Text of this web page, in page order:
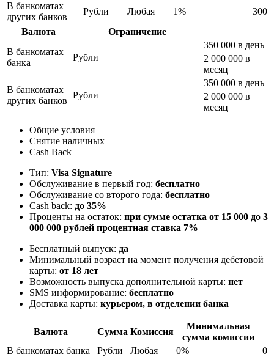
В банкоматах
других банков
Рубли Любая 1%
300
Валюта
Ограничение
В банкоматах
банка
Рубли
350 000 в день
2 000 000 в
месяц
В банкоматах
других банков
Рубли
350 000 в день
2 000 000 в
месяц
Общие условия
Снятие наличных
Cash Back
Тип: Visa Signature
Обслуживание в первый год: бесплатно
Обслуживание со второго года: бесплатно
Cash back: до 35%
Проценты на остаток: при сумме остатка от 15 000 до 3
000 000 рублей процентная ставка 7%
Бесплатный выпуск: да
Минимальный возраст на момент получения дебетовой
карты: от 18 лет
Возможность выпуска дополнительной карты: нет
SMS информирование: бесплатно
Доставка карты: курьером, в отделении банка
Валюта Сумма Комиссия
Минимальная
сумма комиссии
В банкоматах банка
Рубли Любая 0%
0